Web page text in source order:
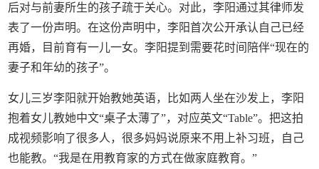
后对与前妻所生的孩子疏于关心。对此，李阳通过其律师发
表了一份声明。在这份声明中，李阳首次公开承认自己已经
再婚，目前育有一儿一女。李阳提到需要花时间陪伴“现在的
妻子和年幼的孩子”。
女儿三岁李阳就开始教她英语，比如两人坐在沙发上，李阳
抱着女儿教她中文“桌子太薄了”，对应英文“Table”。把这拍
成视频影响了很多人，很多妈妈说原来不用上补习班，自己
也能教。“我是在用教育家的方式在做家庭教育。”